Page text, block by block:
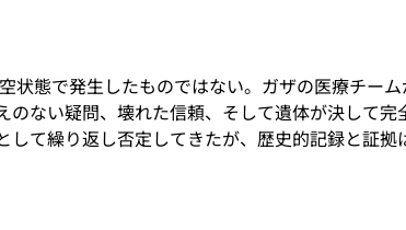
態で発生したものではない。ガザの医療チー
ない疑問、壊れた信頼、そして遺体が決して
して繰り返し否定してきたが、歴史的記録と証